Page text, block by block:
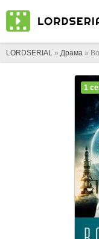
LORDSERIAL » Драма »
1